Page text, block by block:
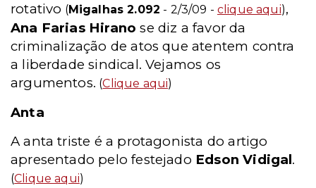
rotativo (Migalhas 2.092 - 2/3/09 - clique aqui),
Ana Farias Hiranose diz a favor da
criminalização de atos que atentem contra
a liberdade sindical. Vejamos os
argumentos. (Clique aqui)
Anta
A anta triste é a protagonista do artigo
apresentado pelo festejado Edson Vidigal.
(Clique aqui)